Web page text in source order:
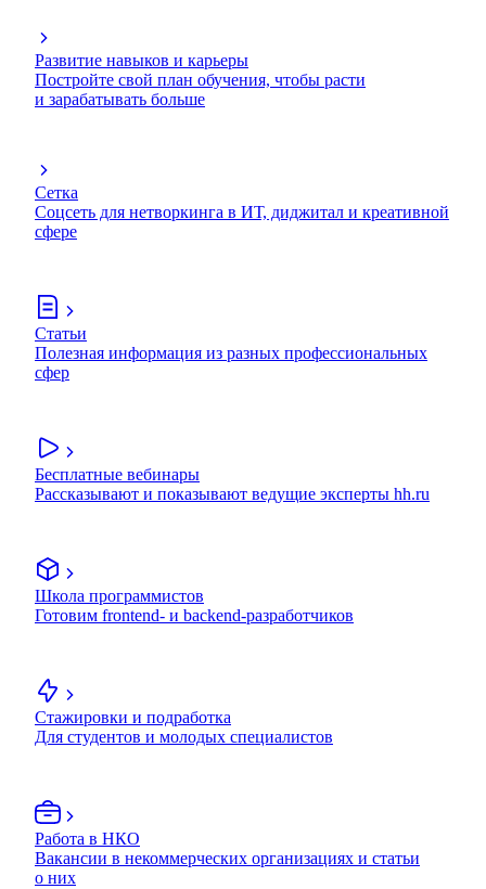
Развитие навыков и карьеры
Постройте свой план обучения, чтобы расти
и зарабатывать больше
Сетка
Соцсеть для нетворкинга в ИТ, диджитал и креативной
сфере
Статьи
Полезная информация из разных профессиональных
сфер
Бесплатные вебинары
Рассказывают и показывают ведущие эксперты hh.ru
Школа программистов
Готовим frontend- и backend-разработчиков
Стажировки и подработка
Для студентов и молодых специалистов
Работа в НКО
Вакансии в некоммерческих организациях и статьи
о них